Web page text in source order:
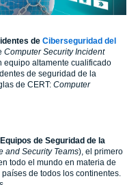
de Ciberseguridad del
Computer Security Incident
equipo altamente cualificado
de seguridad de la
de CERT: Computer
de Seguridad de la
and Security Teams), el primero
todo el mundo en materia de
de todos los continentes.